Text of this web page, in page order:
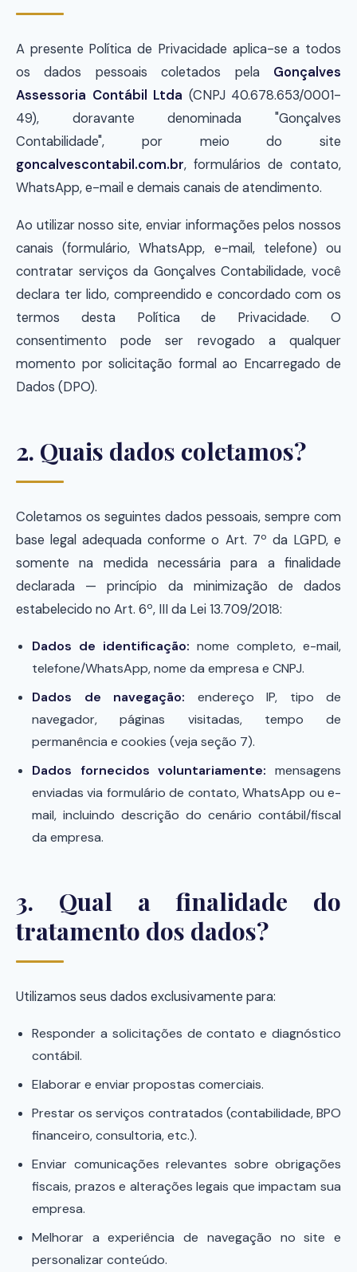
A presente Política de Privacidade aplica-se a todos
os dados pessoais coletados pela Gonçalves
Assessoria Contábil Ltda (CNPJ 40.678.653/0001-
49), doravante denominada "Gonçalves
Contabilidade", por meio do site
goncalvescontabil.com.br, formulários de contato,
WhatsApp, e-mail e demais canais de atendimento.
Ao utilizar nosso site, enviar informações pelos nossos
canais (formulário, WhatsApp, e-mail, telefone) ou
contratar serviços da Gonçalves Contabilidade, você
declara ter lido, compreendido e concordado com os
termos desta Política de Privacidade. O
consentimento pode ser revogado a qualquer
momento por solicitação formal ao Encarregado de
Dados (DPO).
2. Quais dados coletamos?
Coletamos os seguintes dados pessoais, sempre com
base legal adequada conforme o Art. 7º da LGPD, e
somente na medida necessária para a finalidade
declarada — princípio da minimização de dados
estabelecido no Art. 6º, III da Lei 13.709/2018:
Dados de identificação: nome completo, e-mail,
telefone/WhatsApp, nome da empresa e CNPJ.
Dados de navegação: endereço IP, tipo de
navegador, páginas visitadas, tempo de
permanência e cookies (veja seção 7).
Dados fornecidos voluntariamente: mensagens
enviadas via formulário de contato, WhatsApp ou e-
mail, incluindo descrição do cenário contábil/fiscal
da empresa.
3. Qual a finalidade do
tratamento dos dados?
Utilizamos seus dados exclusivamente para:
Responder a solicitações de contato e diagnóstico
contábil.
Elaborar e enviar propostas comerciais.
Prestar os serviços contratados (contabilidade, BPO
financeiro, consultoria, etc.).
Enviar comunicações relevantes sobre obrigações
fiscais, prazos e alterações legais que impactam sua
empresa.
Melhorar a experiência de navegação no site e
personalizar conteúdo.